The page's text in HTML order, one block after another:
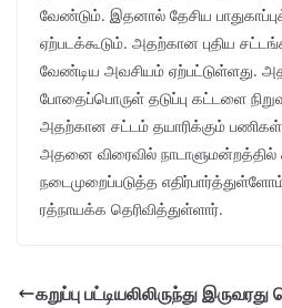
வேண்டும். இதனால் தேசிய
ஏற்படக்கூடும். அதற்கான புதிய
வேண்டிய அவசியம் ஏற்பட்டுள்ளது.
போதைப்பொருள் தடுப்பு கட்டளை
அதற்கான சட்டம் தயாரிக்கும்
அதனை விரைவில் நாடாளுமன்றத்தில்
நடைமுறைப்படுத்த
ரத்நாயக்க தெரிவித்துள்ளார்.
கறுப்பு பட்டியலிலிருந்து